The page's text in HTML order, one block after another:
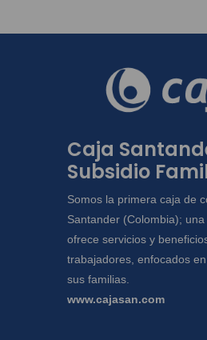
Caja
Subsidio
Somos la primera caja de
Santander (Colombia);
ofrece servicios y
trabajadores, enfocados
sus familias.
www.cajasan.com